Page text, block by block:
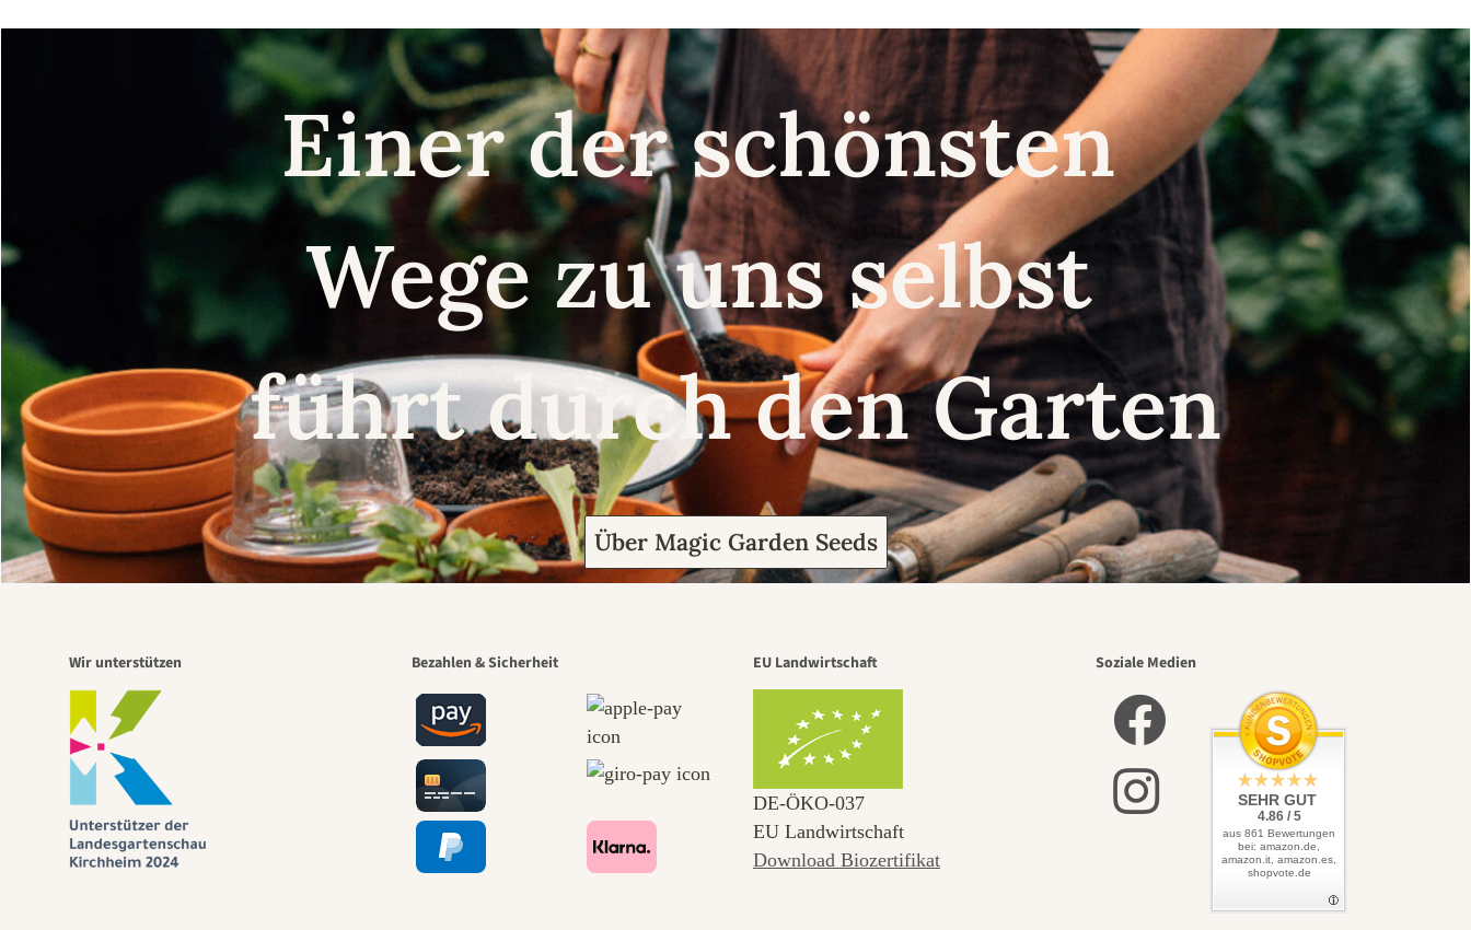
Einer der schönsten
Wege zu uns selbst
führt durch den Garten
Über Magic Garden Seeds
Wir unterstützen Bezahlen & Sicherheit EU Landwirtschaft
DE‑ÖKO‑037
EU Landwirtschaft
Download Biozertifikat
Soziale Medien
SEHR GUT
4.86 / 5
aus 861 Bewertungen
bei: amazon.de,
amazon.it, amazon.es,
shopvote.de